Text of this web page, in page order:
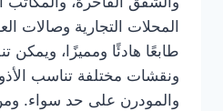
المحلات التجارية وصالات
طابعًا هادئًا ومميزًا، ويمكن
ونقشات مختلفة تناسب
والمودرن على حد سواء. ومن